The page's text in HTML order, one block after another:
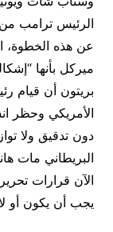
الرئيس ترامب من
عن هذه الخطوة،
ميركل بأنها
بريتون أن قيام
الأمريكي وحظر
دون تدقيق ولا
البريطاني مات
الآن قرارات
يجب أن يكون أو